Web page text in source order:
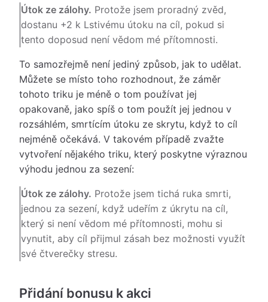
Útok ze zálohy. Protože jsem proradný zvěd,
dostanu +2 k Lstivému útoku na cíl, pokud si
tento doposud není vědom mé přítomnosti.
To samozřejmě není jediný způsob, jak to udělat.
Můžete se místo toho rozhodnout, že záměr
tohoto triku je méně o tom používat jej
opakovaně, jako spíš o tom použít jej jednou v
rozsáhlém, smrtícím útoku ze skrytu, když to cíl
nejméně očekává. V takovém případě zvažte
vytvoření nějakého triku, který poskytne výraznou
výhodu jednou za sezení:
Útok ze zálohy. Protože jsem tichá ruka smrti,
jednou za sezení, když udeřím z úkrytu na cíl,
který si není vědom mé přítomnosti, mohu si
vynutit, aby cíl přijmul zásah bez možnosti využít
své čtverečky stresu.
Přidání bonusu k akci